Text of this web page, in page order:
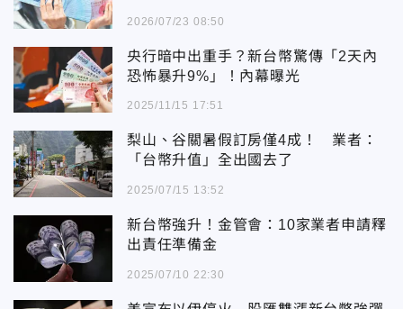
2026/07/23 08:50
央行暗中出重手？新台幣驚傳「2天內
恐怖暴升9%」！內幕曝光
2025/11/15 17:51
梨山、谷關暑假訂房僅4成！ 業者：
「台幣升值」全出國去了
2025/07/15 13:52
新台幣強升！金管會：10家業者申請釋
出責任準備金
2025/07/10 22:30